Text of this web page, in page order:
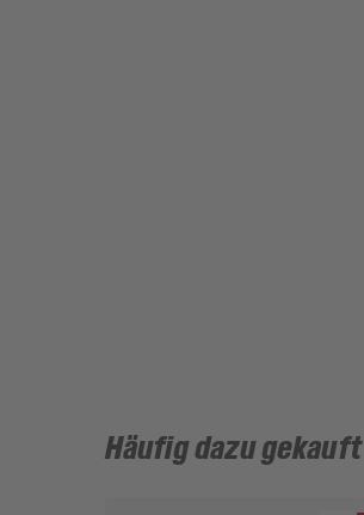
Häufig dazu gekauft